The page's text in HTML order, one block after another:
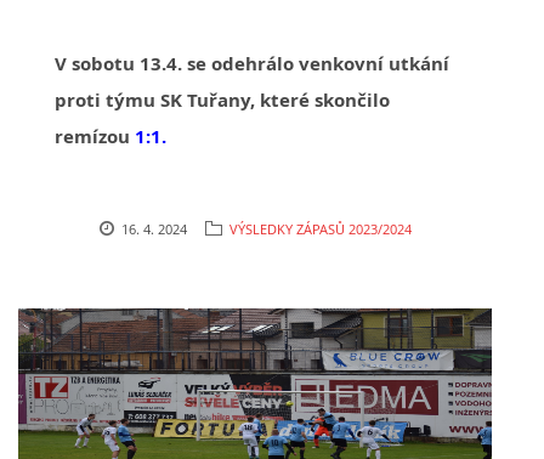
V sobotu 13.4. se odehrálo venkovní utkání
proti týmu SK Tuřany, které skončilo
remízou 1:1.
16. 4. 2024 VÝSLEDKY ZÁPASŮ 2023/2024